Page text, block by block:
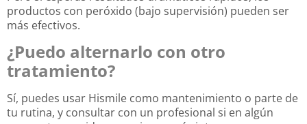
productos con peróxido (bajo supervisión) pueden ser
más efectivos.
¿Puedo alternarlo con otro
tratamiento?
Sí, puedes usar Hismile como mantenimiento o parte de
tu rutina, y consultar con un profesional si en algún